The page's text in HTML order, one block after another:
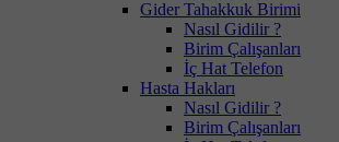
Gider Tahakkuk Birimi
Nasıl Gidilir ?
Birim Çalışanları
İç Hat Telefon
Hasta Hakları
Nasıl Gidilir ?
Birim Çalışanları